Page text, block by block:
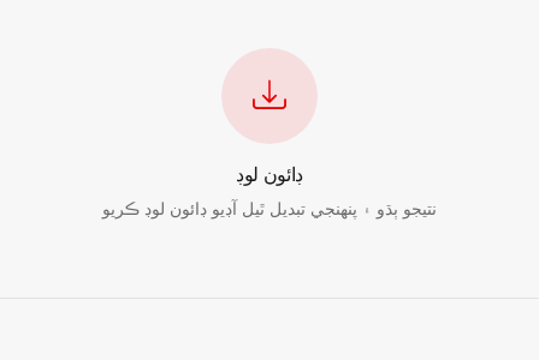
ڊائون لوڊ
نتيجو ٻڌو ۽ پنھنجي تبديل ٿيل آڊيو ڊائون لوڊ ڪريو